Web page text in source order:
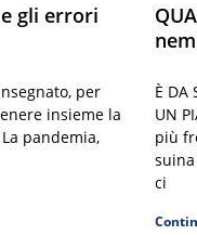
gli errori
per
insieme la
pandemia,
È DA
UN
più
suina
ci